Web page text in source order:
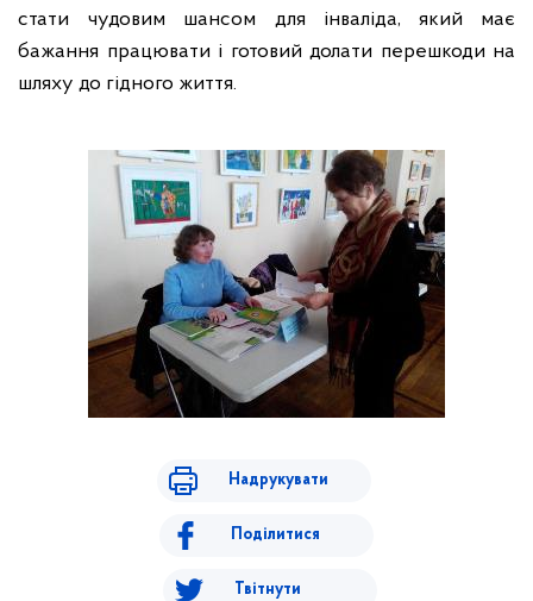
стати чудовим шансом для інваліда, який має
бажання працювати і готовий долати перешкоди на
шляху до гідного життя.
Надрукувати
Поділитися
Твітнути